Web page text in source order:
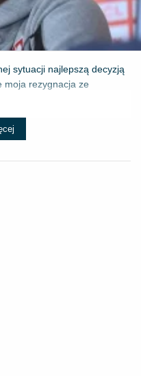
sytuacji najlepszą decyzją
moja rezygnacja ze